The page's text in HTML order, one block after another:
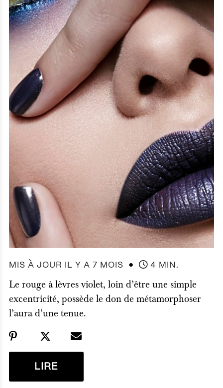
MIS À JOUR IL Y A 7 MOIS ● 4 MIN.
Le rouge à lèvres violet, loin d’être une simple
excentricité, possède le don de métamorphoser
l’aura d’une tenue.
LIRE